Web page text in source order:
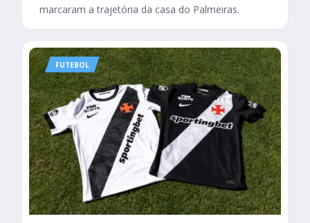
marcaram a trajetória da casa do Palmeiras.
FUTEBOL